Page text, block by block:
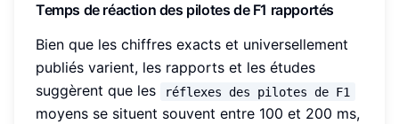
Temps de réaction des pilotes de F1 rapportés
Bien que les chiffres exacts et universellement
publiés varient, les rapports et les études
suggèrent que les
réflexes des pilotes de F1
moyens se situent souvent entre 100 et 200 ms,